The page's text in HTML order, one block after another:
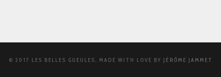
© 2017 LES BELLES GUEULES, MADE WITH LOVE BY JÉRÔME JAMMET